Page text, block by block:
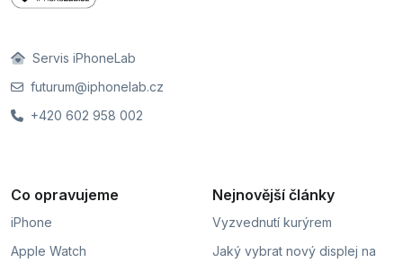
Servis iPhoneLab
futurum@iphonelab.cz
+420 602 958 002
Co opravujeme
iPhone
Apple Watch
Nejnovější články
Vyzvednutí kurýrem
Jaký vybrat nový displej na